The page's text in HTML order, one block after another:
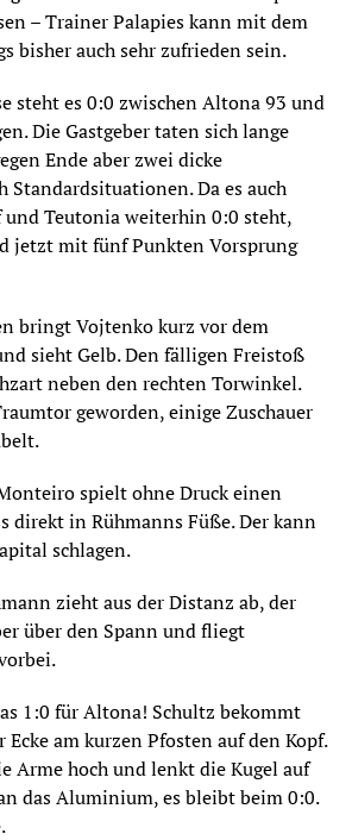
– Trainer Palapies kann mit dem
bisher auch sehr zufrieden sein.
steht es 0:0 zwischen Altona 93 und
Die Gastgeber taten sich lange
Ende aber zwei dicke
Standardsituationen. Da es auch
Teutonia weiterhin 0:0 steht,
jetzt mit fünf Punkten Vorsprung
bringt Vojtenko kurz vor dem
sieht Gelb. Den fälligen Freistoß
neben den rechten Torwinkel.
geworden, einige Zuschauer
spielt ohne Druck einen
direkt in Rühmanns Füße. Der kann
schlagen.
zieht aus der Distanz ab, der
über den Spann und fliegt
1:0 für Altona! Schultz bekommt
am kurzen Pfosten auf den Kopf.
Arme hoch und lenkt die Kugel auf
das Aluminium, es bleibt beim 0:0.